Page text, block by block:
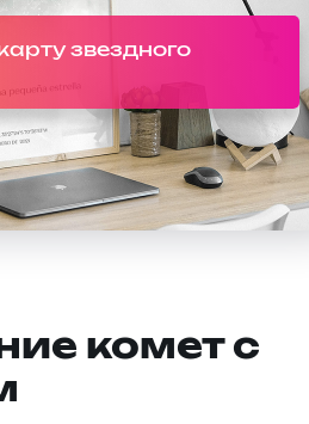
звездного
комет с